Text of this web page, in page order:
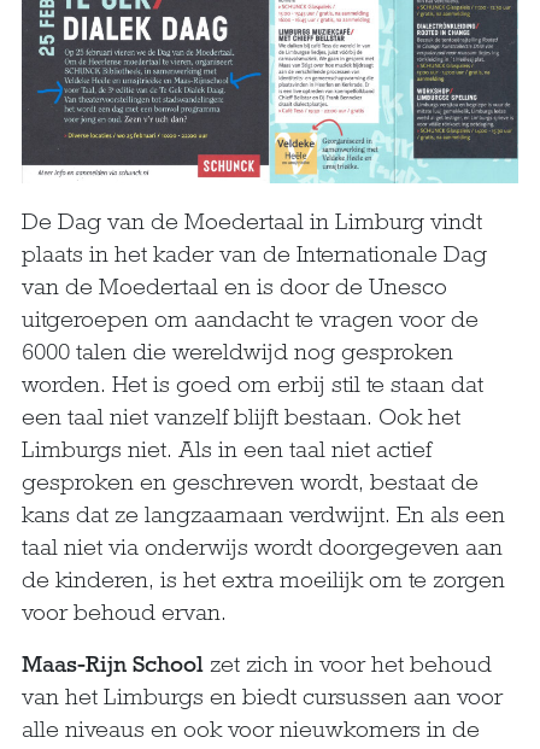
De Dag van de Moedertaal in Limburg vindt
plaats in het kader van de Internationale Dag
van de Moedertaal en is door de Unesco
uitgeroepen om aandacht te vragen voor de
6000 talen die wereldwijd nog gesproken
worden. Het is goed om erbij stil te staan dat
een taal niet vanzelf blijft bestaan. Ook het
Limburgs niet. Als in een taal niet actief
gesproken en geschreven wordt, bestaat de
kans dat ze langzaamaan verdwijnt. En als een
taal niet via onderwijs wordt doorgegeven aan
de kinderen, is het extra moeilijk om te zorgen
voor behoud ervan.
Maas-Rijn School zet zich in voor het behoud
van het Limburgs en biedt cursussen aan voor
alle niveaus en ook voor nieuwkomers in de